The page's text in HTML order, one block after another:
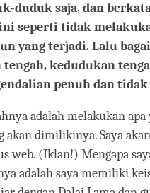
duduk saja, dan
seperti tidak
yang terjadi. Lalu
tengah, kedudukan
penuh dan
adalah melakukan
akan dimilikinya. Saya
web. (Iklan!) Mengapa
adalah saya memiliki